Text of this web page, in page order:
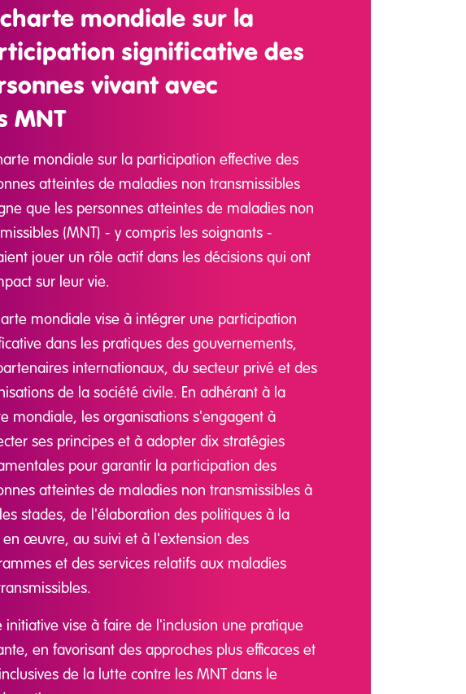
mondiale sur la
significative des
vivant avec
MNT
mondiale sur la participation effective des
atteintes de maladies non transmissibles
que les personnes atteintes de maladies non
(MNT) - y compris les soignants -
jouer un rôle actif dans les décisions qui ont
sur leur vie.
mondiale vise à intégrer une participation
dans les pratiques des gouvernements,
internationaux, du secteur privé et des
de la société civile. En adhérant à la
mondiale, les organisations s'engagent à
ses principes et à adopter dix stratégies
pour garantir la participation des
atteintes de maladies non transmissibles à
stades, de l'élaboration des politiques à la
en œuvre, au suivi et à l'extension des
et des services relatifs aux maladies
initiative vise à faire de l'inclusion une pratique
en favorisant des approches plus efficaces et
de la lutte contre les MNT dans le